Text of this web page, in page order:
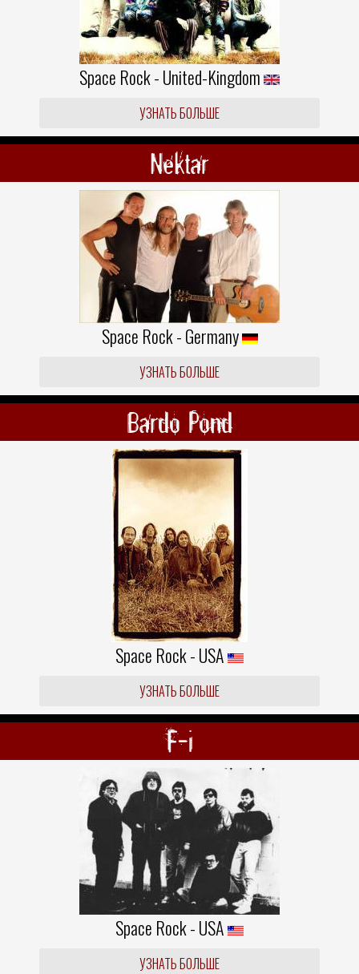
Space Rock - United-Kingdom
УЗНАТЬ БОЛЬШЕ
Nektar
Space Rock - Germany
УЗНАТЬ БОЛЬШЕ
Bardo Pond
Space Rock - USA
УЗНАТЬ БОЛЬШЕ
F-i
Space Rock - USA
УЗНАТЬ БОЛЬШЕ